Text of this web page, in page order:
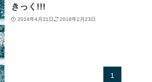
きっく!!!
2014年4月21日 2018年2月23日
1